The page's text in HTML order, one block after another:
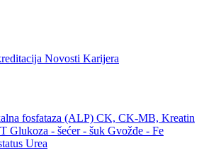
Novosti Karijera
fosfataza (ALP) CK, CK-MB, Kreatin
Glukoza - šećer - šuk Gvožđe - Fe
Urea